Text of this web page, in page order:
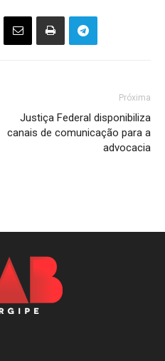
Próxima
Justiça Federal disponibiliza
canais de comunicação para a
advocacia